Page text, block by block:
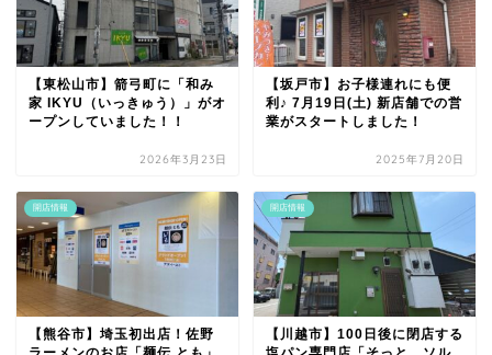
【東松山市】箭弓町に「和み
家 IKYU（いっきゅう）」がオ
ープンしていました！！
2026年3月23日
【坂戸市】お子様連れにも便
利♪ 7月19日(土) 新店舗での営
業がスタートしました！
2025年7月20日
開店情報
【熊谷市】埼玉初出店！佐野
開店情報
【川越市】100日後に閉店する